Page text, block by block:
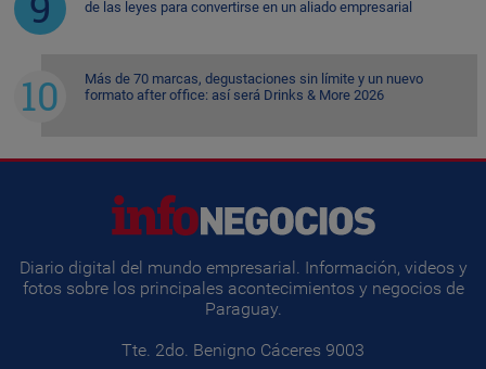
de las leyes para convertirse en un aliado empresarial
Más de 70 marcas, degustaciones sin límite y un nuevo
formato after office: así será Drinks & More 2026
Diario digital del mundo empresarial. Información, videos y
fotos sobre los principales acontecimientos y negocios de
Paraguay.
Tte. 2do. Benigno Cáceres 9003